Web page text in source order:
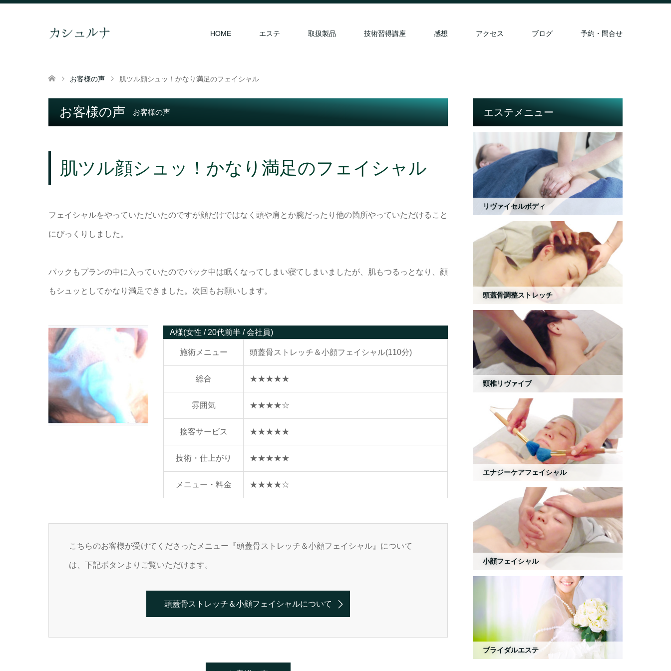
HOME エステ 取扱製品 技術習得講座 感想 アクセス ブログ 予約・問合せ
お客様の声 肌ツル顔シュッ！かなり満足のフェイシャル
お客様の声 お客様の声
肌ツル顔シュッ！かなり満足のフェイシャル
フェイシャルをやっていただいたのですが顔だけではなく頭や肩とか腕だったり他の箇所やっていただけること
にびっくりしました。
パックもプランの中に入っていたのでパック中は眠くなってしまい寝てしまいましたが、肌もつるっとなり、顔
もシュッとしてかなり満足できました。次回もお願いします。
A様(女性 / 20代前半 / 会社員)
施術メニュー 頭蓋骨ストレッチ＆小顔フェイシャル(110分)
総合 ★★★★★
雰囲気 ★★★★☆
接客サービス ★★★★★
技術・仕上がり ★★★★★
メニュー・料金 ★★★★☆
こちらのお客様が受けてくださったメニュー『頭蓋骨ストレッチ＆小顔フェイシャル』について
は、下記ボタンよりご覧いただけます。
頭蓋骨ストレッチ＆小顔フェイシャルについて
エステメニュー
リヴァイセルボディ
頭蓋骨調整ストレッチ
頸椎リヴァイブ
エナジーケアフェイシャル
小顔フェイシャル
ブライダルエステ